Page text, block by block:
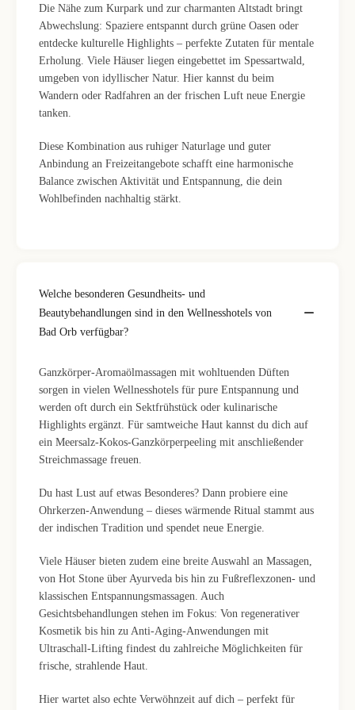
Die Nähe zum Kurpark und zur charmanten Altstadt bringt
Abwechslung: Spaziere entspannt durch grüne Oasen oder
entdecke kulturelle Highlights – perfekte Zutaten für mentale
Erholung. Viele Häuser liegen eingebettet im Spessartwald,
umgeben von idyllischer Natur. Hier kannst du beim
Wandern oder Radfahren an der frischen Luft neue Energie
tanken.
Diese Kombination aus ruhiger Naturlage und guter
Anbindung an Freizeitangebote schafft eine harmonische
Balance zwischen Aktivität und Entspannung, die dein
Wohlbefinden nachhaltig stärkt.
Welche besonderen Gesundheits- und
Beautybehandlungen sind in den Wellnesshotels von
Bad Orb verfügbar?
Ganzkörper-Aromaölmassagen mit wohltuenden Düften
sorgen in vielen Wellnesshotels für pure Entspannung und
werden oft durch ein Sektfrühstück oder kulinarische
Highlights ergänzt. Für samtweiche Haut kannst du dich auf
ein Meersalz-Kokos-Ganzkörperpeeling mit anschließender
Streichmassage freuen.
Du hast Lust auf etwas Besonderes? Dann probiere eine
Ohrkerzen-Anwendung – dieses wärmende Ritual stammt aus
der indischen Tradition und spendet neue Energie.
Viele Häuser bieten zudem eine breite Auswahl an Massagen,
von Hot Stone über Ayurveda bis hin zu Fußreflexzonen- und
klassischen Entspannungsmassagen. Auch
Gesichtsbehandlungen stehen im Fokus: Von regenerativer
Kosmetik bis hin zu Anti-Aging-Anwendungen mit
Ultraschall-Lifting findest du zahlreiche Möglichkeiten für
frische, strahlende Haut.
Hier wartet also echte Verwöhnzeit auf dich – perfekt für